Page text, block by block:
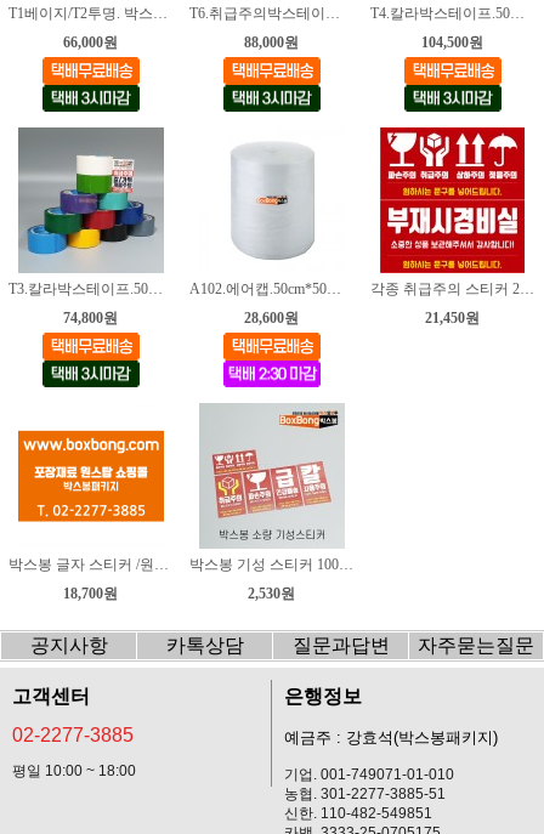
T1베이지/T2투명. 박스테이프. 40M
66,000원
T6.취급주의박스테이프.50mm*40M [취급주의]
88,000원
T4.칼라박스테이프.50mm*40M [금색/은색]
104,500원
T3.칼라박스테이프.50mm*40M [13가지색상]
74,800원
A102.에어캡.50cm*50M [2롤]
28,600원
각종 취급주의 스티커 24종
21,450원
박스봉 글자 스티커 /원하는 문구를 마음대로~/
18,700원
박스봉 기성 스티커 100장씩 구매~
2,530원
공지사항 카톡상담 질문과답변 자주묻는질문
고객센터
02-2277-3885
평일 10:00 ~ 18:00
은행정보
예금주 : 강효석(박스봉패키지)
기업. 001-749071-01-010
농협. 301-2277-3885-51
신한. 110-482-549851